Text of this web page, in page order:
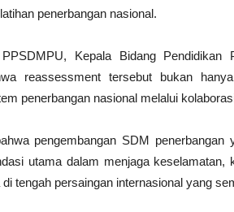
penerbangan nasional.
PPSDMPU, Kepala Bidang
reassessment tersebut bukan
penerbangan nasional melalui
pengembangan SDM penerbangan
utama dalam menjaga keselamatan,
tengah persaingan internasional yang